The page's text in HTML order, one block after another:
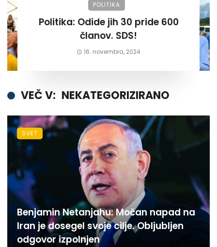
POLITIKA
Politika: Odide jih 30 pride 600
članov. SDS!
16. novembra, 2024
VEČ V: NEKATEGORIZIRANO
Benjamin Netanjahu: Močan napad na
Iran je dosegel svoje cilje. Obljubljen
odgovor izpolnjen
SVET